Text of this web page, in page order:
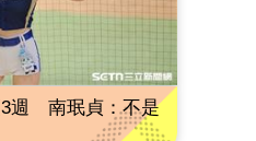
3週 南珉貞：不是